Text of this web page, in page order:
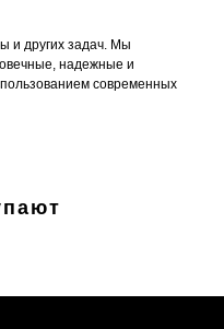
и других задач. Мы
надежные и
современных